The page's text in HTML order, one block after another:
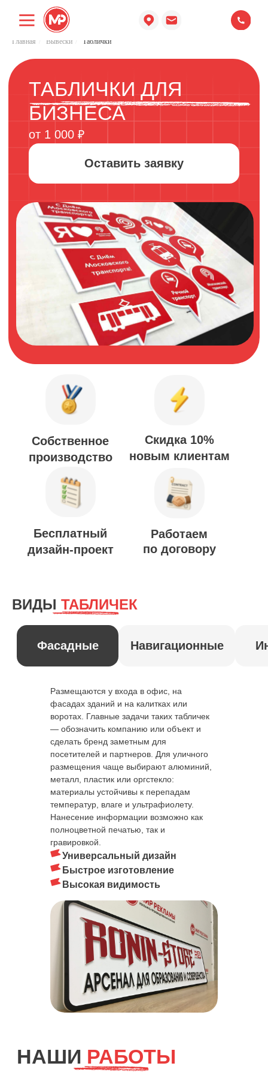
Главная Вывески Таблички
ТАБЛИЧКИ ДЛЯ
БИЗНЕСА
от 1 000 ₽
Оставить заявку
Собственное
производство
Скидка 10%
новым клиентам
дизайн-проект
ВИДЫ ТАБЛИЧЕК
Фасадные Навигационные Информационные
Размещаются у входа в офис, на
фасадах зданий и на калитках или
воротах. Главные задачи таких табличек
— обозначить компанию или объект и
сделать бренд заметным для
посетителей и партнеров. Для уличного
размещения чаще выбирают алюминий,
металл, пластик или оргстекло:
материалы устойчивы к перепадам
температур, влаге и ультрафиолету.
Нанесение информации возможно как
полноцветной печатью, так и
гравировкой.
Универсальный дизайн
Быстрое изготовление
Высокая видимость
Устанавливаются внутри и снаружи
помещений для указания направлений,
Служат для размещения различной
справочной информации: режима
Помогают грамотно организовать
внутреннюю навигацию и упростить поиск
НАШИРАБОТЫ